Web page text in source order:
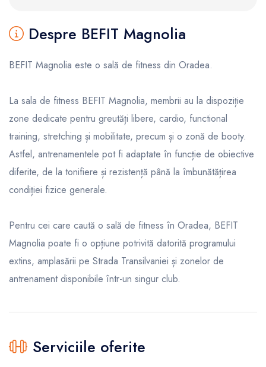
Despre BEFIT Magnolia
BEFIT Magnolia este o sală de fitness din Oradea.
La sala de fitness BEFIT Magnolia, membrii au la dispoziție
zone dedicate pentru greutăți libere, cardio, functional
training, stretching și mobilitate, precum și o zonă de booty.
Astfel, antrenamentele pot fi adaptate în funcție de obiective
diferite, de la tonifiere și rezistență până la îmbunătățirea
condiției fizice generale.
Pentru cei care caută o sală de fitness în Oradea, BEFIT
Magnolia poate fi o opțiune potrivită datorită programului
extins, amplasării pe Strada Transilvaniei și zonelor de
antrenament disponibile într-un singur club.
Serviciile oferite